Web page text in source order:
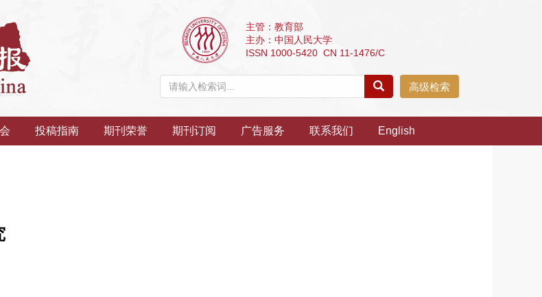
主管：教育部
主办：中国人民大学
ISSN 1000-5420 CN 11-1476/C
高级检索
投稿指南 期刊荣誉 期刊订阅 广告服务 联系我们 English